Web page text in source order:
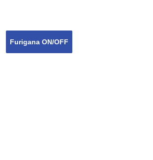
Furigana ON/OFF